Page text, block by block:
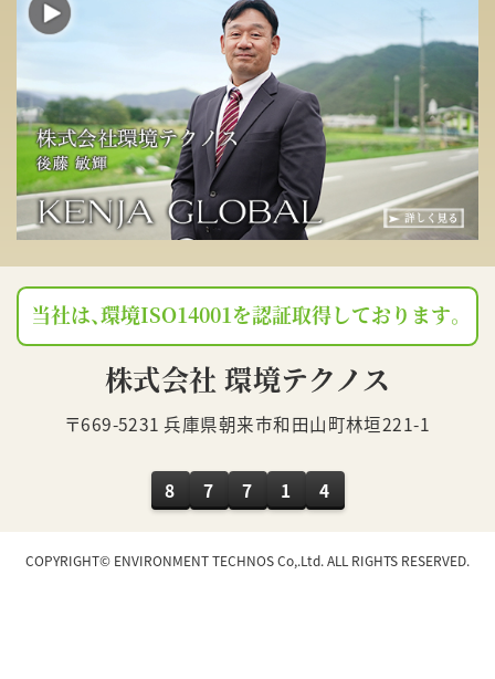
当社は、環境ISO14001を認証取得しております。
株式会社 環境テクノス
〒669-5231 兵庫県朝来市和田山町林垣221-1
8 7 7 1 4
COPYRIGHT© ENVIRONMENT TECHNOS Co,.Ltd. ALL RIGHTS RESERVED.